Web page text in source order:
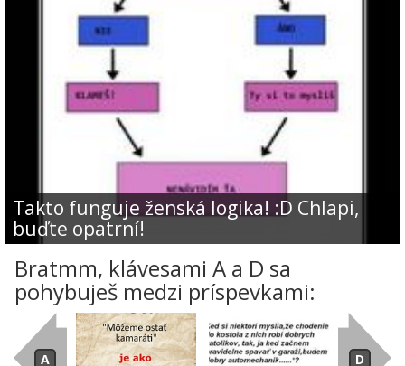
Takto funguje ženská logika! :D Chlapi,
buďte opatrní!
Bratmm, klávesami A a D sa
pohybuješ medzi príspevkami: